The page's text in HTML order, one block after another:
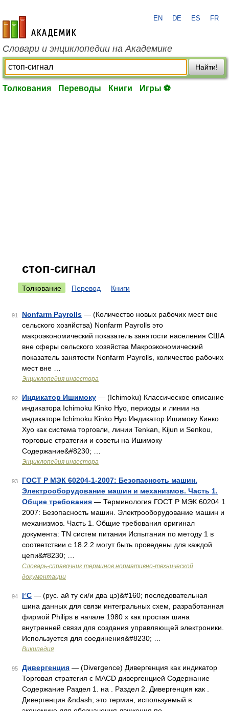
academic.ru
EN DE ES FR
Словари и энциклопедии на Академике
Найти!
Толкования Переводы Книги Игры ⚽
стоп-сигнал
Толкование Перевод Книги
91 Nonfarm Payrolls — (Количество новых рабочих мест вне
сельского хозяйства) Nonfarm Payrolls это
макроэкономический показатель занятости населения США
вне сферы сельского хозяйства Макроэкономический
показатель занятости Nonfarm Payrolls, количество рабочих
мест вне …
Энциклопедия инвестора
92 Индикатор Ишимоку — (Ichimoku) Классическое описание
индикатора Ichimoku Kinko Hyo, периоды и линии на
индикаторе Ichimoku Kinko Hyo Индикатор Ишимоку Кинко
Хуо как система торговли, линии Tenkan, Kijun и Senkou,
торговые стратегии и советы на Ишимоку
Содержание&#8230; …
Энциклопедия инвестора
93
ГОСТ Р МЭК 60204-1-2007: Безопасность машин.
Электрооборудование машин и механизмов. Часть 1.
Общие требования — Терминология ГОСТ Р МЭК 60204 1
2007: Безопасность машин. Электрооборудование машин и
механизмов. Часть 1. Общие требования оригинал
документа: TN систем питания Испытания по методу 1 в
соответствии с 18.2.2 могут быть проведены для каждой
цепи&#8230; …
Словарь-справочник терминов нормативно-технической
документации
94 I²C — (рус. ай ту си/и два цэ)&#160; последовательная
шина данных для связи интегральных схем, разработанная
фирмой Philips в начале 1980 х как простая шина
внутренней связи для создания управляющей электроники.
Используется для соединения&#8230; …
Википедия
95 Дивергенция — (Divergence) Дивергенция как индикатор
Торговая стратегия с MACD дивергенцией Содержание
Содержание Раздел 1. на . Раздел 2. Дивергенция как .
Дивергенция &ndash; это термин, используемый в